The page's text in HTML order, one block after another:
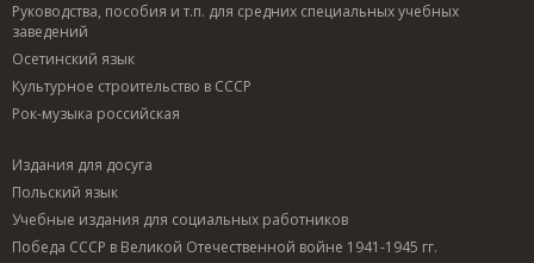
Руководства, пособия и т.п. для средних специальных учебных
заведений
Осетинский язык
Культурное строительство в СССР
Рок-музыка российская
Издания для досуга
Польский язык
Учебные издания для социальных работников
Победа СССР в Великой Отечественной войне 1941-1945 гг.